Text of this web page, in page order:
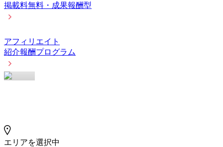
掲載料無料・成果報酬型
アフィリエイト
紹介報酬プログラム
エリアを選択中